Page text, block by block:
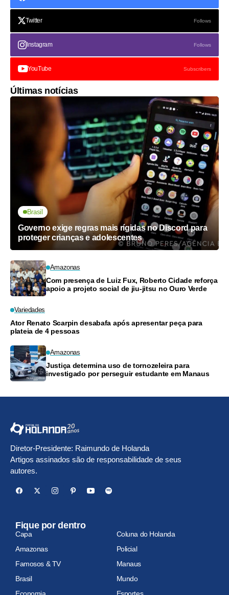
Twitter Follows
Instagram Follows
YouTube Subscribers
Últimas notícias
Brasil
Governo exige regras mais rígidas no Discord para
proteger crianças e adolescentes
Amazonas
Com presença de Luiz Fux, Roberto Cidade reforça
apoio a projeto social de jiu-jitsu no Ouro Verde
Variedades
Ator Renato Scarpin desabafa após apresentar peça para
plateia de 4 pessoas
Amazonas
Justiça determina uso de tornozeleira para
investigado por perseguir estudante em Manaus
Diretor-Presidente: Raimundo de Holanda
Artigos assinados são de responsabilidade de seus
autores.
Fique por dentro
Capa
Coluna do Holanda
Amazonas
Policial
Famosos & TV
Manaus
Brasil
Mundo